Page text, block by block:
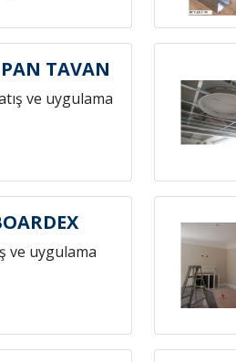
TAVAN
ve uygulama
ve uygulama